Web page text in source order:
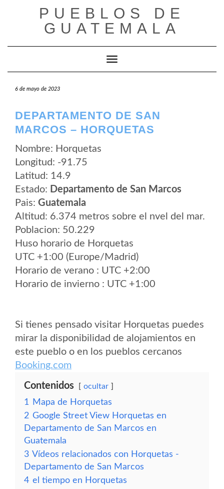
PUEBLOS DE
GUATEMALA
Cambiar modo de navegación
6 de mayo de 2023
DEPARTAMENTO DE SAN
MARCOS – HORQUETAS
Nombre: Horquetas
Longitud: -91.75
Latitud: 14.9
Estado: Departamento de San Marcos
Pais: Guatemala
Altitud: 6.374 metros sobre el nvel del mar.
Poblacion: 50.229
Huso horario de Horquetas
UTC +1:00 (Europe/Madrid)
Horario de verano : UTC +2:00
Horario de invierno : UTC +1:00
Si tienes pensado visitar Horquetas puedes
mirar la disponibilidad de alojamientos en
este pueblo o en los pueblos cercanos
Booking.com
Contenidos ocultar
1
Mapa de Horquetas
2 Google Street View Horquetas en
Departamento de San Marcos en
Guatemala
3 Vídeos relacionados con Horquetas -
Departamento de San Marcos
4 el tiempo en Horquetas